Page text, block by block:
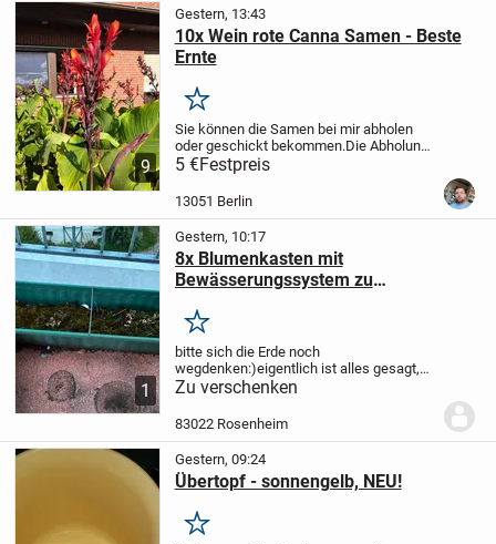
9
Gestern, 13:43
10x Wein rote Canna Samen - Beste
Ernte
Merken
Sie können die Samen bei mir abholen
oder geschickt bekommen.Die Abholung
wäre in der Ahrenshooper Str., in 13051
Der Versand kostet 2 Euro als Brief
mit der deutschen Post.
5 €Festpreis
13051 Berlin
1
Gestern, 10:17
8x Blumenkasten mit
Bewässerungssystem zu
Merken
bitte sich die Erde noch
wegdenken:)eigentlich ist alles gesagt,
aber ich muss 100 Zeichen schreiben
Zu verschenken
83022 Rosenheim
Gestern, 09:24
Übertopf - sonnengelb, NEU!
Merken